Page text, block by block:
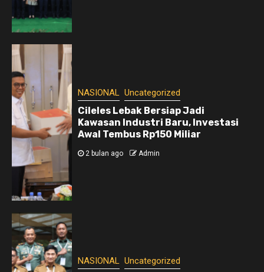
NASIONAL Uncategorized
Cileles Lebak Bersiap Jadi
Kawasan Industri Baru, Investasi
Awal Tembus Rp150 Miliar
2 bulan ago Admin
NASIONAL Uncategorized